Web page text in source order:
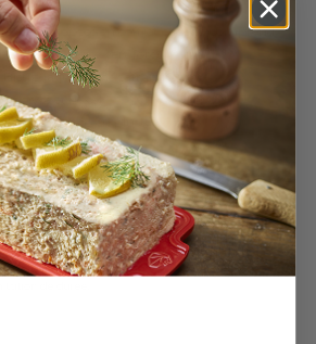
France proposé en coffret cadeau comprend :
Bistro laqué vert forêt 10 cm
Bistro laqué jaune safran 10 cm
poivre et de sel
touche déco en plus!